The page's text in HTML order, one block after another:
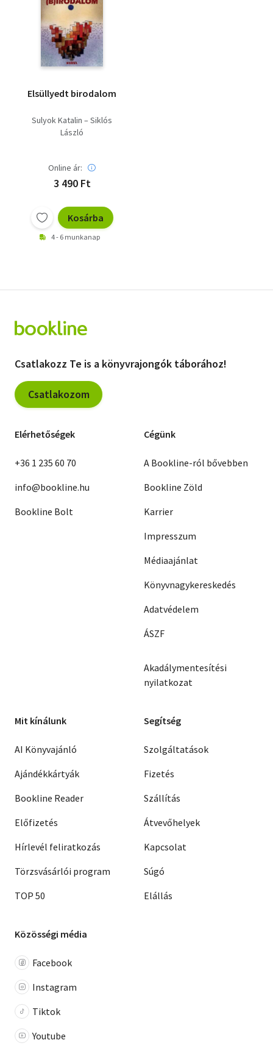
Elsüllyedt birodalom
Sulyok Katalin – Siklós
László
Online ár:
3 490 Ft
Kosárba
4 - 6 munkanap
Csatlakozz Te is a könyvrajongók táborához!
Csatlakozom
Elérhetőségek
+36 1 235 60 70
info@bookline.hu
Bookline Bolt
Cégünk
A Bookline-ról bővebben
Bookline Zöld
Karrier
Impresszum
Médiaajánlat
Könyvnagykereskedés
Adatvédelem
ÁSZF
Akadálymentesítési
nyilatkozat
Mit kínálunk
AI Könyvajánló
Ajándékkártyák
Bookline Reader
Előfizetés
Hírlevél feliratkozás
Törzsvásárlói program
TOP 50
Segítség
Szolgáltatások
Fizetés
Szállítás
Átvevőhelyek
Kapcsolat
Súgó
Elállás
Közösségi média
Facebook
Instagram
Tiktok
Youtube